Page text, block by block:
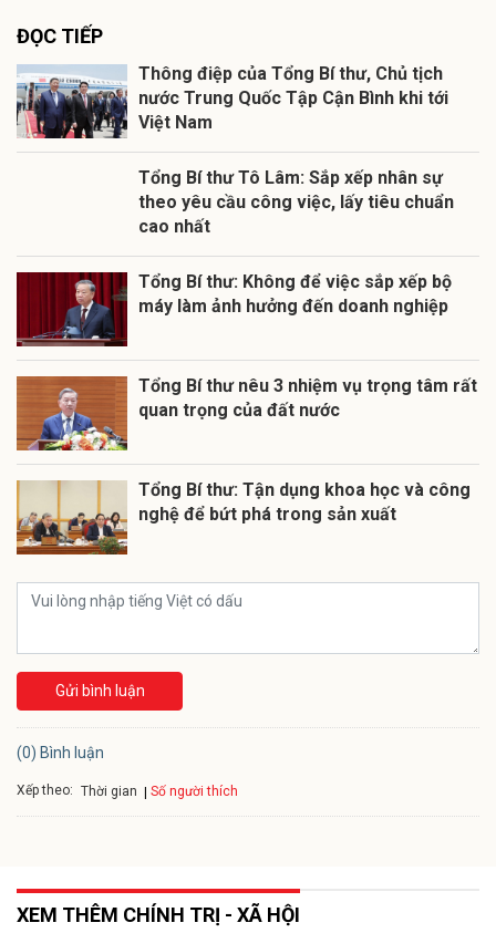
ĐỌC TIẾP
Thông điệp của Tổng Bí thư, Chủ tịch
nước Trung Quốc Tập Cận Bình khi tới
Việt Nam
Tổng Bí thư Tô Lâm: Sắp xếp nhân sự
theo yêu cầu công việc, lấy tiêu chuẩn
cao nhất
Tổng Bí thư: Không để việc sắp xếp bộ
máy làm ảnh hưởng đến doanh nghiệp
Tổng Bí thư nêu 3 nhiệm vụ trọng tâm rất
quan trọng của đất nước
Tổng Bí thư: Tận dụng khoa học và công
nghệ để bứt phá trong sản xuất
Gửi bình luận
(0) Bình luận
Xếp theo: Thời gian Số người thích
XEM THÊM CHÍNH TRỊ - XÃ HỘI